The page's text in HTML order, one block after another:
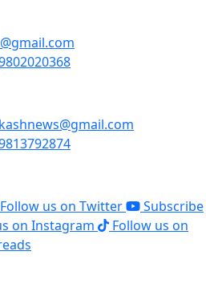
Follow us on Twitter
Subscribe
on Instagram
Follow us on